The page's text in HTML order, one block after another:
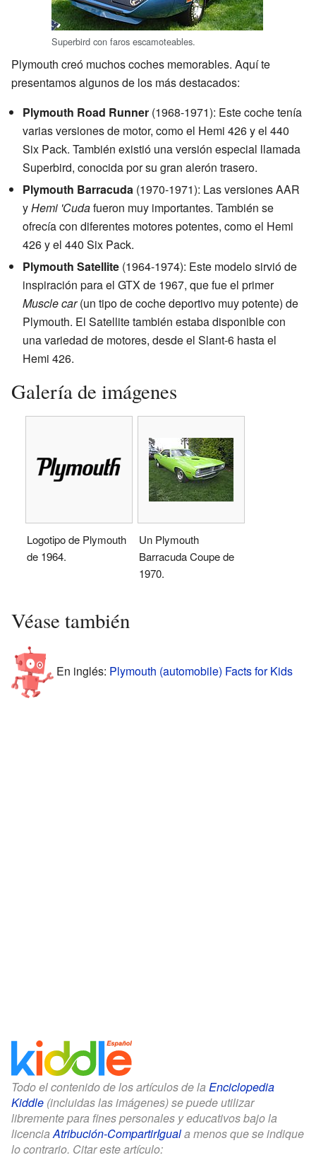
Superbird con faros escamoteables.
Plymouth creó muchos coches memorables. Aquí te
presentamos algunos de los más destacados:
Plymouth Road Runner (1968-1971): Este coche tenía
varias versiones de motor, como el Hemi 426 y el 440
Six Pack. También existió una versión especial llamada
Superbird, conocida por su gran alerón trasero.
Plymouth Barracuda (1970-1971): Las versiones AAR
yHemi 'Cudafueron muy importantes. También se
ofrecía con diferentes motores potentes, como el Hemi
426 y el 440 Six Pack.
Plymouth Satellite (1964-1974): Este modelo sirvió de
inspiración para el GTX de 1967, que fue el primer
Muscle car(un tipo de coche deportivo muy potente) de
Plymouth. El Satellite también estaba disponible con
una variedad de motores, desde el Slant-6 hasta el
Hemi 426.
Galería de imágenes
Logotipo de Plymouth
de 1964.
Un Plymouth
Barracuda Coupe de
1970.
Véase también
En inglés: Plymouth (automobile) Facts for Kids
Todo el contenido de los artículos de la Enciclopedia
Kiddle (incluidas las imágenes) se puede utilizar
libremente para fines personales y educativos bajo la
licenciaAtribución-CompartirIguala menos que se indique
lo contrario. Citar este artículo: